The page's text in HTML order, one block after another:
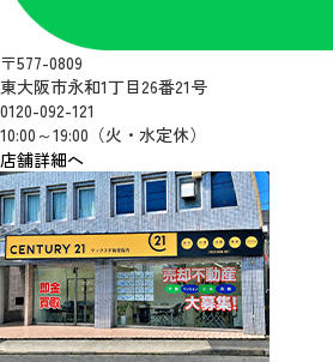
〒577-0809
東大阪市永和1丁目26番21号
0120-092-121
10:00～19:00（火・水定休）
店舗詳細へ